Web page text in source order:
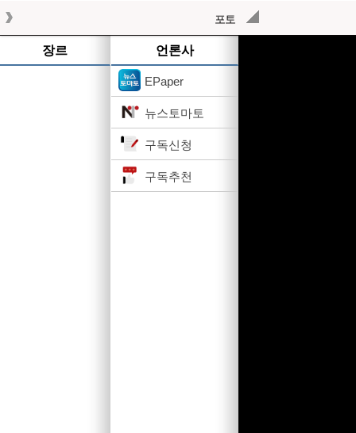
포토
장르 언론사
EPaper
뉴스토마토
구독신청
구독추천
작성된 기사가 없습니다.